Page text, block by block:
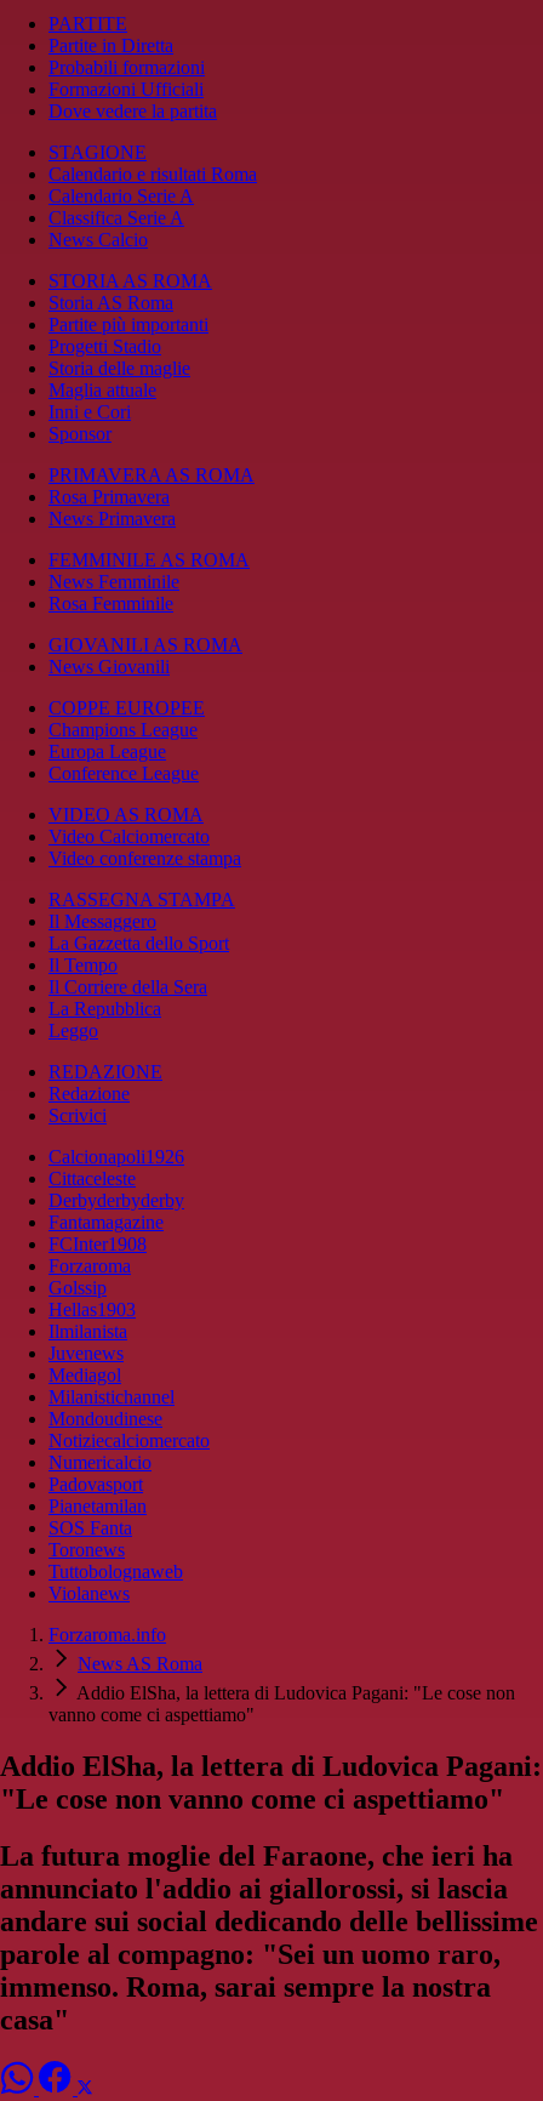
PARTITE
Partite in Diretta
Probabili formazioni
Formazioni Ufficiali
Dove vedere la partita
STAGIONE
Calendario e risultati Roma
Calendario Serie A
Classifica Serie A
News Calcio
STORIA AS ROMA
Storia AS Roma
Partite più importanti
Progetti Stadio
Storia delle maglie
Maglia attuale
Inni e Cori
Sponsor
PRIMAVERA AS ROMA
Rosa Primavera
News Primavera
FEMMINILE AS ROMA
News Femminile
Rosa Femminile
GIOVANILI AS ROMA
News Giovanili
COPPE EUROPEE
Champions League
Europa League
Conference League
VIDEO AS ROMA
Video Calciomercato
Video conferenze stampa
RASSEGNA STAMPA
Il Messaggero
La Gazzetta dello Sport
Il Tempo
Il Corriere della Sera
La Repubblica
Leggo
REDAZIONE
Redazione
Scrivici
Calcionapoli1926
Cittaceleste
Derbyderbyderby
Fantamagazine
FCInter1908
Forzaroma
Golssip
Hellas1903
Ilmilanista
Juvenews
Mediagol
Milanistichannel
Mondoudinese
Notiziecalciomercato
Numericalcio
Padovasport
Pianetamilan
SOS Fanta
Toronews
Tuttobolognaweb
Violanews
Forzaroma.info
News AS Roma
Addio ElSha, la lettera di Ludovica Pagani: "Le cose non
vanno come ci aspettiamo"
Addio ElSha, la lettera di Ludovica Pagani:
"Le cose non vanno come ci aspettiamo"
La futura moglie del Faraone, che ieri ha
annunciato l'addio ai giallorossi, si lascia
andare sui social dedicando delle bellissime
parole al compagno: "Sei un uomo raro,
immenso. Roma, sarai sempre la nostra
casa"